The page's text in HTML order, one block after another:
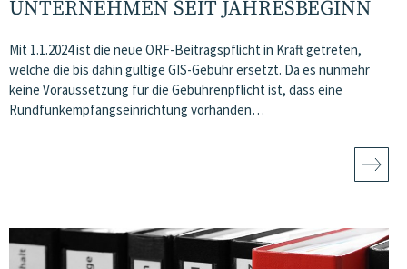
UNTERNEHMEN SEIT JAHRESBEGINN
Mit 1.1.2024 ist die neue ORF-Beitragspflicht in Kraft getreten,
welche die bis dahin gültige GIS-Gebühr ersetzt. Da es nunmehr
keine Voraussetzung für die Gebührenpflicht ist, dass eine
Rundfunkempfangseinrichtung vorhanden…